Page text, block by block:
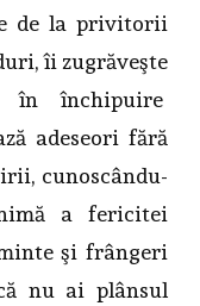
de la privitorii
îi zugrăveşte
în închipuire
adeseori fără
cunoscându-
a fericitei
şi frângeri
nu ai plânsul